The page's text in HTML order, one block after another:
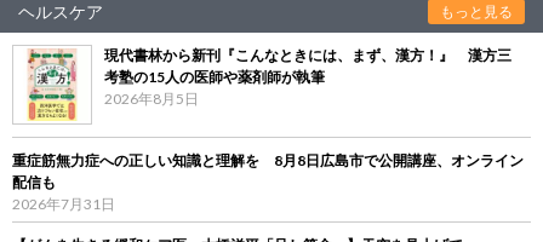
ヘルスケア もっと見る
現代書林から新刊『こんなときには、まず、漢方！』 漢方三
考塾の15人の医師や薬剤師が執筆
2026年8月5日
重症筋無力症への正しい知識と理解を 8月8日広島市で公開講座、オンライン
配信も
2026年7月31日